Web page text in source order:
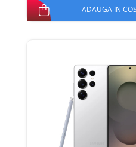
ADAUGA IN COS